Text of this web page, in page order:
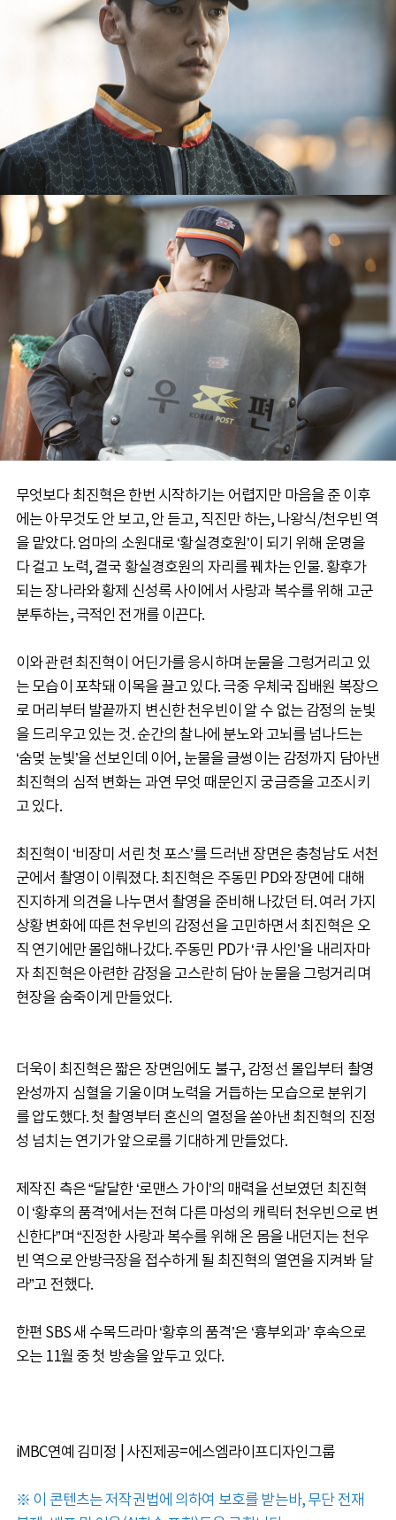
무엇보다 최진혁은 한번 시작하기는 어렵지만 마음을 준 이후
에는 아무것도 안 보고, 안 듣고, 직진만 하는, 나왕식/천우빈 역
을 맡았다. 엄마의 소원대로 ‘황실경호원’이 되기 위해 운명을
다 걸고 노력, 결국 황실경호원의 자리를 꿰차는 인물. 황후가
되는 장나라와 황제 신성록 사이에서 사랑과 복수를 위해 고군
분투하는, 극적인 전개를 이끈다.
이와 관련 최진혁이 어딘가를 응시하며 눈물을 그렁거리고 있
는 모습이 포착돼 이목을 끌고 있다. 극중 우체국 집배원 복장으
로 머리부터 발끝까지 변신한 천우빈이 알 수 없는 감정의 눈빛
을 드리우고 있는 것. 순간의 찰나에 분노와 고뇌를 넘나드는
‘숨멎 눈빛’을 선보인데 이어, 눈물을 글썽이는 감정까지 담아낸
최진혁의 심적 변화는 과연 무엇 때문인지 궁금증을 고조시키
고 있다.
최진혁이 ‘비장미 서린 첫 포스’를 드러낸 장면은 충청남도 서천
군에서 촬영이 이뤄졌다. 최진혁은 주동민 PD와 장면에 대해
진지하게 의견을 나누면서 촬영을 준비해 나갔던 터. 여러 가지
상황 변화에 따른 천우빈의 감정선을 고민하면서 최진혁은 오
직 연기에만 몰입해나갔다. 주동민 PD가 ‘큐 사인’을 내리자마
자 최진혁은 아련한 감정을 고스란히 담아 눈물을 그렁거리며
현장을 숨죽이게 만들었다.
더욱이 최진혁은 짧은 장면임에도 불구, 감정선 몰입부터 촬영
완성까지 심혈을 기울이며 노력을 거듭하는 모습으로 분위기
를 압도했다. 첫 촬영부터 혼신의 열정을 쏟아낸 최진혁의 진정
성 넘치는 연기가 앞으로를 기대하게 만들었다.
제작진 측은 “달달한 ‘로맨스 가이’의 매력을 선보였던 최진혁
이 ‘황후의 품격’에서는 전혀 다른 마성의 캐릭터 천우빈으로 변
신한다”며 “진정한 사랑과 복수를 위해 온 몸을 내던지는 천우
빈 역으로 안방극장을 접수하게 될 최진혁의 열연을 지켜봐 달
라”고 전했다.
한편 SBS 새 수목드라마 ‘황후의 품격’은 ‘흉부외과’ 후속으로
오는 11월 중 첫 방송을 앞두고 있다.
iMBC연예 김미정 | 사진제공=에스엠라이프디자인그룹
※ 이 콘텐츠는 저작권법에 의하여 보호를 받는바, 무단 전재